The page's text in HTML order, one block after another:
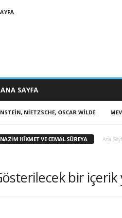
ANA SAYFA
NIETZSCHE, OSCAR WILDE
NAZIM HIKMET VE CEMAL SÜREYA Ana
bir içerik